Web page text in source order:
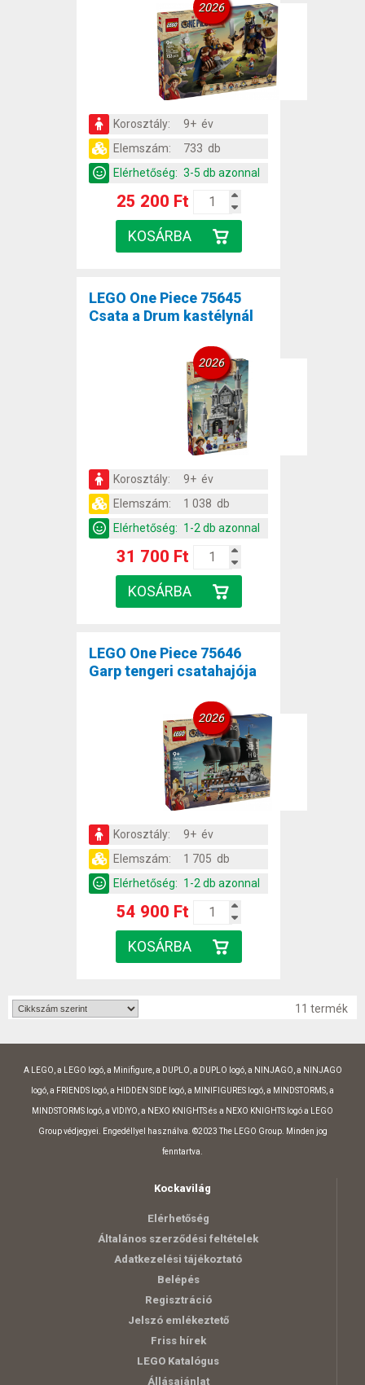
2026
Korosztály:
9+ év
Elemszám:
733 db
Elérhetőség: 3-5 db azonnal
25 200 Ft
LEGO One Piece 75645
Csata a Drum kastélynál
2026
Korosztály:
9+ év
Elemszám:
1 038 db
Elérhetőség: 1-2 db azonnal
31 700 Ft
LEGO One Piece 75646
Garp tengeri csatahajója
2026
Korosztály:
9+ év
Elemszám:
1 705 db
Elérhetőség: 1-2 db azonnal
54 900 Ft
11 termék
A LEGO, a LEGO logó, a Minifigure, a DUPLO, a DUPLO logó, a NINJAGO, a NINJAGO
logó, a FRIENDS logó, a HIDDEN SIDE logó, a MINIFIGURES logó, a MINDSTORMS, a
MINDSTORMS logó, a VIDIYO, a NEXO KNIGHTS és a NEXO KNIGHTS logó a LEGO
Group védjegyei. Engedéllyel használva. ©2023 The LEGO Group. Minden jog
fenntartva.
Kockavilág
Elérhetőség
Általános szerződési feltételek
Adatkezelési tájékoztató
Belépés
Regisztráció
Jelszó emlékeztető
Friss hírek
LEGO Katalógus
Állásajánlat